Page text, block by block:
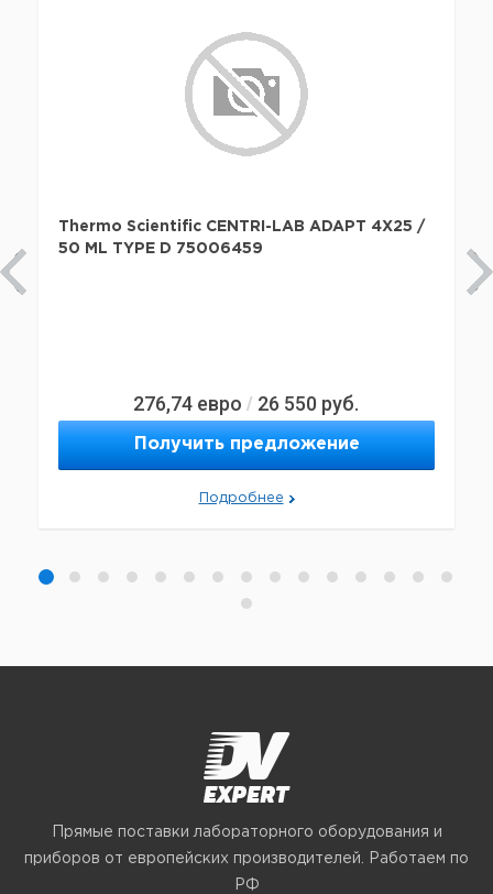
Thermo Scientific CENTRI-LAB ADAPT 4X25 /
50 ML TYPE D 75006459
276,74 евро / 26 550 руб.
Получить предложение
Подробнее
Прямые поставки лабораторного оборудования и
приборов от европейских производителей. Работаем по
РФ